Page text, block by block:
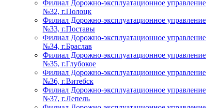
Филиал Дорожно-эксплуатационное управление
№32, г.Полоцк
Филиал Дорожно-эксплуатационное управление
№33, г.Поставы
Филиал Дорожно-эксплуатационное управление
№34, г.Браслав
Филиал Дорожно-эксплуатационное управление
№35, г.Глубокое
Филиал Дорожно-эксплуатационное управление
№36, г.Витебск
Филиал Дорожно-эксплуатационное управление
№37, г.Лепель